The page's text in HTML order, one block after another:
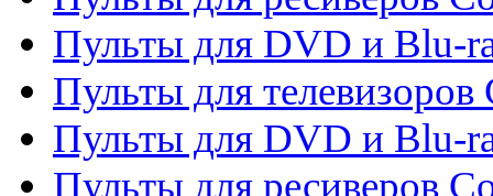
Пульты для DVD и Blu-
Пульты для телевизоров
Пульты для DVD и Blu-
Пульты для ресиверов